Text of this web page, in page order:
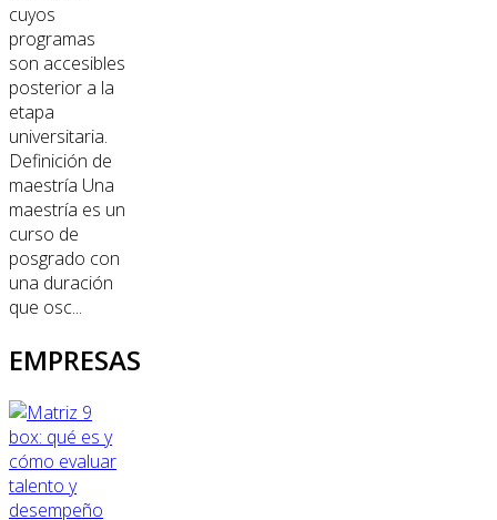
cuyos
programas
son accesibles
posterior a la
etapa
universitaria.
Definición de
maestría Una
maestría es un
curso de
posgrado con
una duración
que osc...
EMPRESAS